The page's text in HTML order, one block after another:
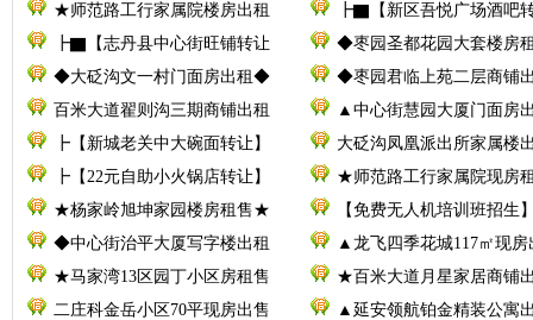
★师范路工行家属院楼房出租
┣▇【新区吾悦广场酒吧
┣▇【志丹县中心街旺铺转让
◆枣园圣都花园大套楼房
◆大砭沟文一村门面房出租◆
◆枣园君临上苑二层商铺
百米大道翟则沟三期商铺出租
▲中心街慧园大厦门面房
┣【新城老关中大碗面转让】
大砭沟凤凰派出所家属楼
┣【22元自助小火锅店转让】
★师范路工行家属院现房
★杨家岭旭坤家园楼房租售★
【免费无人机培训班招生
◆中心街治平大厦写字楼出租
▲龙飞四季花城117㎡现房
★马家湾13区园丁小区房租售
★百米大道月星家居商铺
二庄科金岳小区70平现房出售
▲延安领航铂金精装公寓